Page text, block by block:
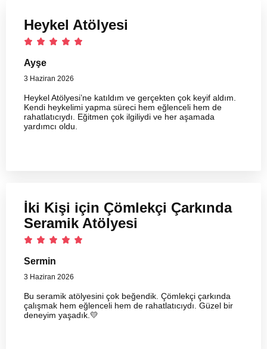
Heykel Atölyesi
Ayşe
3 Haziran 2026
Heykel Atölyesi’ne katıldım ve gerçekten çok keyif aldım.
Kendi heykelimi yapma süreci hem eğlenceli hem de
rahatlatıcıydı. Eğitmen çok ilgiliydi ve her aşamada
yardımcı oldu.
İki Kişi için Çömlekçi Çarkında
Seramik Atölyesi
Sermin
3 Haziran 2026
Bu seramik atölyesini çok beğendik. Çömlekçi çarkında
çalışmak hem eğlenceli hem de rahatlatıcıydı. Güzel bir
deneyim yaşadık.💛